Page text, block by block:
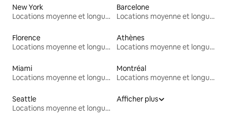
New York
Locations moyenne et longue durée
Barcelone
Locations moyenne et longue durée
Florence
Locations moyenne et longue durée
Athènes
Locations moyenne et longue durée
Miami
Locations moyenne et longue durée
Montréal
Locations moyenne et longue durée
Seattle
Locations moyenne et longue durée
Afficher plus